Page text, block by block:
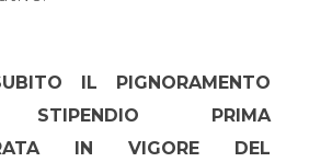
IL PIGNORAMENTO
STIPENDIO PRIMA
IN VIGORE DEL